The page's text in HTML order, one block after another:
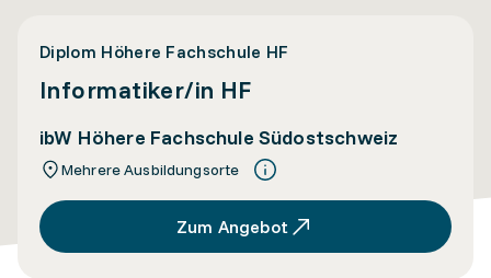
Diplom Höhere Fachschule HF
Informatiker/in HF
ibW Höhere Fachschule Südostschweiz
Mehrere Ausbildungsorte
Zum Angebot